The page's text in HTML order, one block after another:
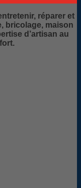
réparer et
bricolage, maison
d’artisan au